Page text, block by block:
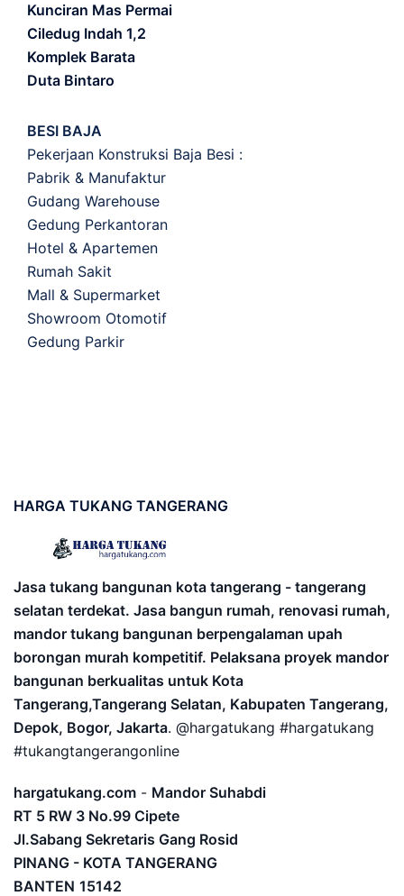
Kunciran Mas Permai
Ciledug Indah 1,2
Komplek Barata
Duta Bintaro
BESI BAJA
Pekerjaan Konstruksi Baja Besi :
Pabrik & Manufaktur
Gudang Warehouse
Gedung Perkantoran
Hotel & Apartemen
Rumah Sakit
Mall & Supermarket
Showroom Otomotif
Gedung Parkir
HARGA TUKANG TANGERANG
Jasa tukang bangunan kota tangerang - tangerang
selatan terdekat. Jasa bangun rumah, renovasi rumah,
mandor tukang bangunan berpengalaman upah
borongan murah kompetitif. Pelaksana proyek mandor
bangunan berkualitas untuk Kota
Tangerang,Tangerang Selatan, Kabupaten Tangerang,
Depok, Bogor, Jakarta. @hargatukang #hargatukang
#tukangtangerangonline
hargatukang.com - Mandor Suhabdi
RT 5 RW 3 No.99 Cipete
Jl.Sabang Sekretaris Gang Rosid
PINANG - KOTA TANGERANG
BANTEN 15142